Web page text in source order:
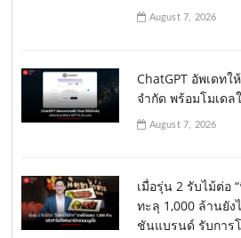
August 7, 2026
ChatGPT อัพเดท
จำกัด พร้อมโมเดล
August 7, 2026
เมื่อรุ่น 2 รับไม้ต่อ
ทะลุ 1,000 ล้านยั
ชันแบรนด์ รับการ